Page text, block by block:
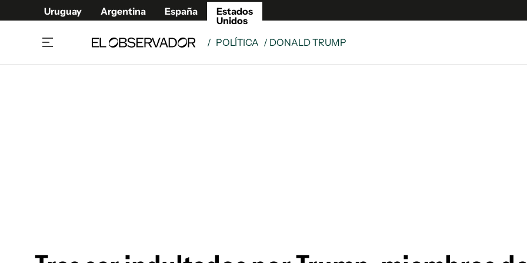
Uruguay Argentina España
Estados
Unidos
/ POLÍTICA / DONALD TRUMP